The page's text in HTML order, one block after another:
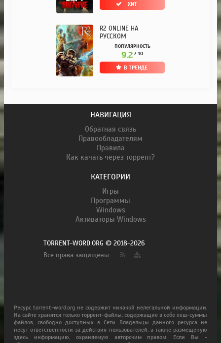
ХИТ
R2 ONLINE НА
РУССКОМ
ПОПУЛЯРНОСТЬ
9.2 / 10
В ТРЕНДЕ
НАВИГАЦИЯ
Обратная связь
Правообладателям
Правила
Как качать через торрент?
КАТЕГОРИИ
Игры
Программы
Windows
Активаторы Windows
TORRENT-WORD.ORG © 2018-2026
Все права защищены.
Ресурс torrent-word.org не содержит никакой нелегальной информации.
На сайте хранятся только торрент-файлы, содержащие в себе хеш-суммы
файлов, свободно доступных в Сети. Владельцы данного ресурса не
несут ответственности за действия пользователей, а также размещёную
здесь информацию, охраняемую авторским правом. Если Вы -